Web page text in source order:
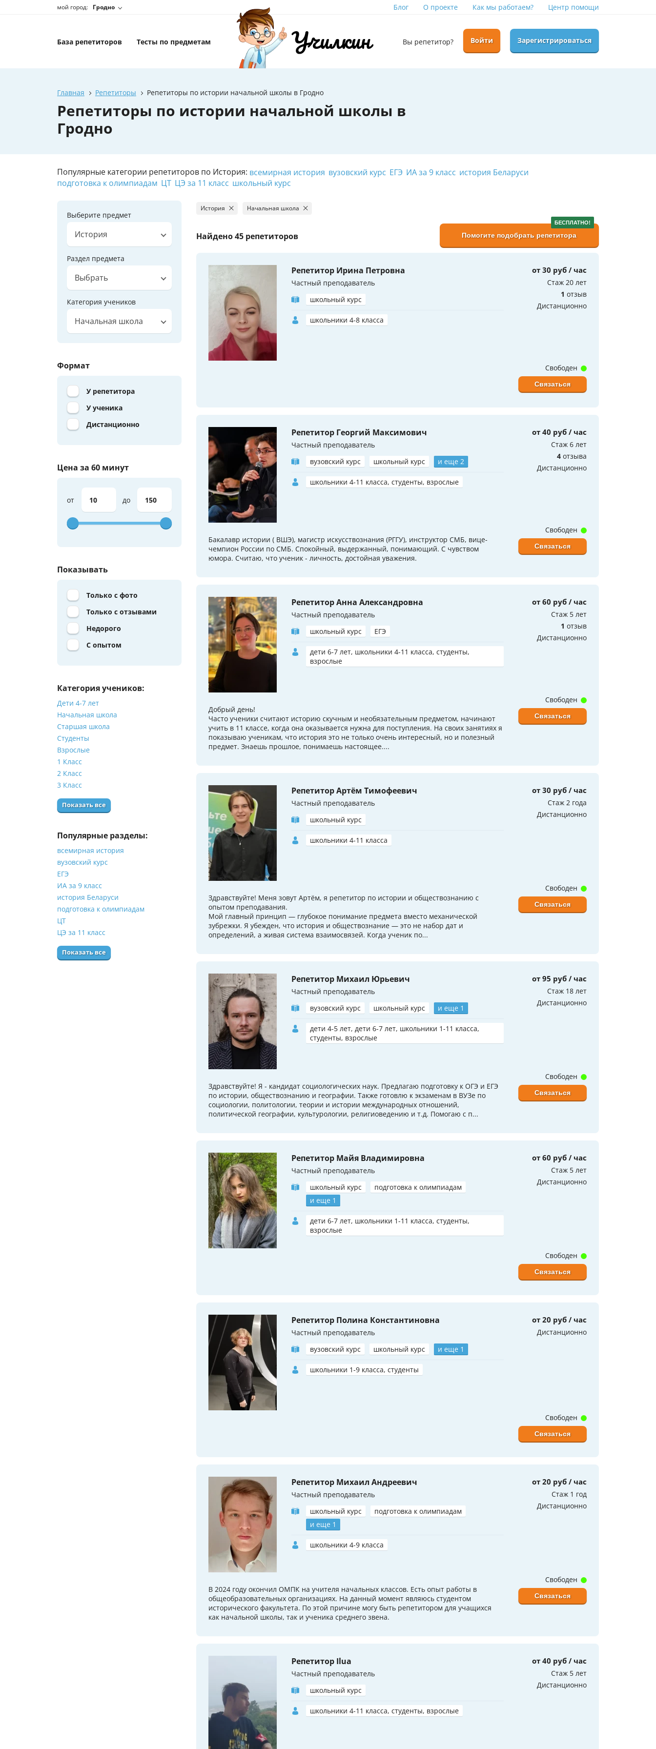
мой город: Гродно Блог О проекте Как мы работаем? Центр помощи
База репетиторов Тесты по предметам Вы репетитор? Войти Зарегистрироваться
Главная Репетиторы Репетиторы по истории начальной школы в Гродно
Репетиторы по истории начальной школы в
Гродно
Популярные категории репетиторов по История: всемирная история вузовский курс ЕГЭ ИА за 9 класс история Беларуси
подготовка к олимпиадам ЦТ ЦЭ за 11 класс школьный курс
Выберите предмет
История
Раздел предмета
Выбрать
Категория учеников
Начальная школа
Формат
У репетитора
У ученика
Дистанционно
Цена за 60 минут
от до
Показывать
Только с фото
Только с отзывами
Недорого
С опытом
Категория учеников:
Дети 4-7 лет
Начальная школа
Старшая школа
Студенты
Взрослые
1 Класс
2 Класс
3 Класс
Показать все
Популярные разделы:
всемирная история
вузовский курс
ЕГЭ
ИА за 9 класс
история Беларуси
подготовка к олимпиадам
ЦТ
ЦЭ за 11 класс
Показать все
История Начальная школа
Найдено45 репетиторов
БЕСПЛАТНО!
Помогите подобрать репетитора
Репетитор Ирина Петровна
Частный преподаватель
школьный курс
школьники 4-8 класса
от 30 руб / час
Стаж 20 лет
1 отзыв
Дистанционно
Свободен
Связаться
Репетитор Георгий Максимович
Частный преподаватель
вузовский курс
школьный курс и еще 2
школьники 4-11 класса, студенты, взрослые
от 40 руб / час
Стаж 6 лет
4 отзыва
Дистанционно
Бакалавр истории ( ВШЭ), магистр искусствознания (РГГУ), инструктор СМБ, вице-
чемпион России по СМБ. Спокойный, выдержанный, понимающий. С чувством
юмора. Считаю, что ученик - личность, достойная уважения.
Свободен
Связаться
Репетитор Анна Александровна
Частный преподаватель
школьный курс
ЕГЭ
дети 6-7 лет, школьники 4-11 класса, студенты,
взрослые
от 60 руб / час
Стаж 5 лет
1 отзыв
Дистанционно
Добрый день!
Часто ученики считают историю скучным и необязательным предметом, начинают
учить в 11 классе, когда она оказывается нужна для поступления. На своих занятиях я
показываю ученикам, что история это не только очень интересный, но и полезный
предмет. Знаешь прошлое, понимаешь настоящее....
Свободен
Связаться
Репетитор Артём Тимофеевич
Частный преподаватель
школьный курс
школьники 4-11 класса
от 30 руб / час
Стаж 2 года
Дистанционно
Здравствуйте! Меня зовут Артём, я репетитор по истории и обществознанию с
опытом преподавания.
Мой главный принцип — глубокое понимание предмета вместо механической
зубрежки. Я убежден, что история и обществознание — это не набор дат и
определений, а живая система взаимосвязей. Когда ученик по...
Свободен
Связаться
Репетитор Михаил Юрьевич
Частный преподаватель
вузовский курс
школьный курс и еще 1
дети 4-5 лет, дети 6-7 лет, школьники 1-11 класса,
студенты, взрослые
от 95 руб / час
Стаж 18 лет
Дистанционно
Здравствуйте! Я - кандидат социологических наук. Предлагаю подготовку к ОГЭ и ЕГЭ
по истории, обществознанию и географии. Также готовлю к экзаменам в ВУЗе по
социологии, политологии, теории и истории международных отношений,
политической географии, культурологии, религиоведению и т.д. Помогаю с п...
Свободен
Связаться
Репетитор Майя Владимировна
Частный преподаватель
школьный курс
подготовка к олимпиадам
и еще 1
дети 6-7 лет, школьники 1-11 класса, студенты,
взрослые
от 60 руб / час
Стаж 5 лет
Дистанционно
Свободен
Связаться
Репетитор Полина Константиновна
Частный преподаватель
вузовский курс
школьный курс и еще 1
школьники 1-9 класса, студенты
от 20 руб / час
Дистанционно
Свободен
Связаться
Репетитор Михаил Андреевич
Частный преподаватель
школьный курс
подготовка к олимпиадам
и еще 1
школьники 4-9 класса
от 20 руб / час
Стаж 1 год
Дистанционно
В 2024 году окончил ОМПК на учителя начальных классов. Есть опыт работы в
общеобразовательных организациях. На данный момент являюсь студентом
исторического факультета. По этой причине могу быть репетитором для учащихся
как начальной школы, так и ученика среднего звена.
Свободен
Связаться
Репетитор Ilua
Частный преподаватель
школьный курс
школьники 4-11 класса, студенты, взрослые
от 40 руб / час
Стаж 5 лет
Дистанционно